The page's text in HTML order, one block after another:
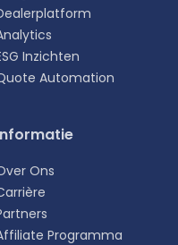
Inzichten
Automation
Ons
Programma